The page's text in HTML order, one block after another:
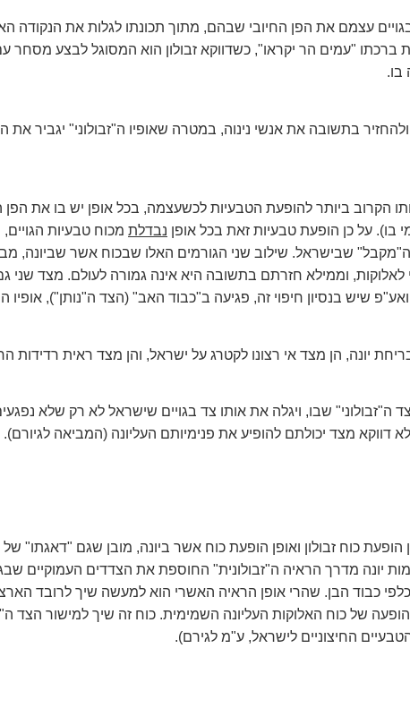
עצמם את הפן החיובי שבהם, מתוך תכונתו לגלות את הנקודה
ברכתו "עמים הר יקראו", כשדווקא זבולון הוא המסוגל לבצע מסחר
בו.
בתשובה את אנשי נינוה, במטרה שאופיו ה"זבולוני" יגביר
הקרוב ביותר להופעת הטבעיות לכשעצמה, בכל אופן יש בו את
בו). על כן הופעת טבעיות זאת בכל אופן נבדלת מכוח טבעיות
שבישראל. שילוב שני הגורמים האלו שבכוח אשר שביונה,
וממילא חזרתם בתשובה היא אינה גמורה לעולם. מצד שני
שיש בנסיון חיפוי זה, פגיעה ב"כבוד האב" (הצד ה"נותן"), אופיו
יונה, הן מצד אי רצונו לקטרג על ישראל, והן מצד ראית רדידות
ה"זבולוני" שבו, ויגלה את אותו צד בגויים שישראל לא רק שלא
דווקא מצד יכולתם להופיע את פנימיותם העליונה (המביאה לגיורם).
כוח זבולון ואופן הופעת כוח אשר ביונה, מובן שגם "דאגתו"
יונה מדרך הראיה ה"זבולונית" החוספת את הצדדים העמוקיים
כבוד הבן. שהרי אופן הראיה האשרי הוא למעשה שיך לרובד
של כוח האלוקות העליונה השמימית. כוח זה שיך למישור הצד
החיצוניים לישראל, ע"מ לגירם).